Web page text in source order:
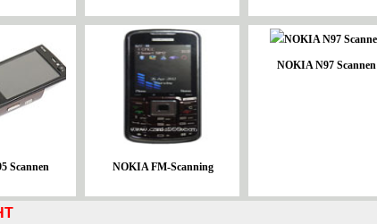
Scannen NOKIA FM-Scanning
NOKIA N97 Scannen